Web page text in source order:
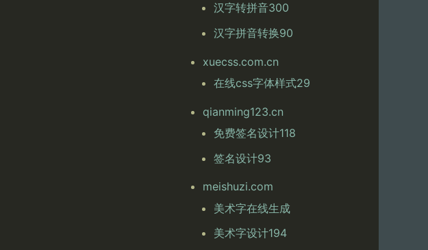
汉字转拼音300
汉字拼音转换90
xuecss.com.cn
在线css字体样式29
qianming123.cn
免费签名设计118
签名设计93
meishuzi.com
美术字在线生成
美术字设计194